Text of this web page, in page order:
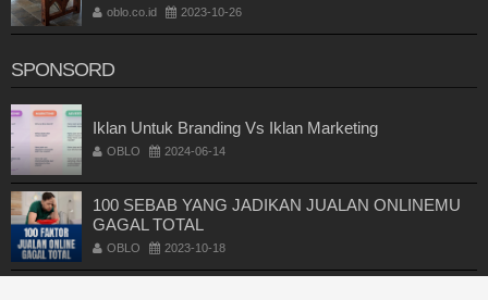
oblo.co.id 2023-10-26
SPONSORD
Iklan Untuk Branding Vs Iklan Marketing
OBLO 2024-06-14
100 SEBAB YANG JADIKAN JUALAN ONLINEMU
GAGAL TOTAL
OBLO 2023-10-18